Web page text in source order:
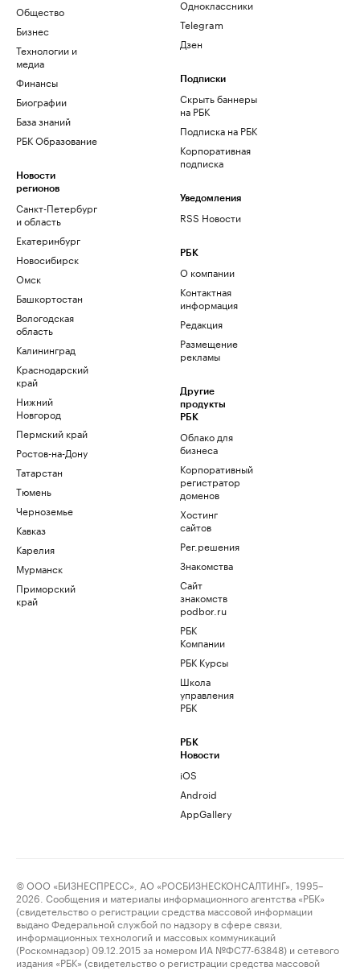
Общество
Бизнес
Технологии и
медиа
Финансы
Биографии
База знаний
РБК Образование
Новости
регионов
Санкт-Петербург
и область
Екатеринбург
Новосибирск
Омск
Башкортостан
Вологодская
область
Калининград
Краснодарский
край
Нижний
Новгород
Пермский край
Ростов-на-Дону
Татарстан
Тюмень
Черноземье
Кавказ
Карелия
Мурманск
Приморский
край
Одноклассники
Telegram
Дзен
Подписки
Скрыть баннеры
на РБК
Подписка на РБК
Корпоративная
подписка
Уведомления
RSS Новости
РБК
О компании
Контактная
информация
Редакция
Размещение
рекламы
Другие
продукты
РБК
Облако для
бизнеса
Корпоративный
регистратор
доменов
Хостинг
сайтов
Рег.решения
Знакомства
Сайт
знакомств
podbor.ru
РБК
Компании
РБК Курсы
Школа
управления
РБК
РБК
Новости
iOS
Android
AppGallery
© ООО «БИЗНЕСПРЕСС», АО «РОСБИЗНЕСКОНСАЛТИНГ», 1995–
2026. Сообщения и материалы информационного агентства «РБК»
(свидетельство о регистрации средства массовой информации
выдано Федеральной службой по надзору в сфере связи,
информационных технологий и массовых коммуникаций
(Роскомнадзор) 09.12.2015 за номером ИА №ФС77-63848) и сетевого
издания «РБК» (свидетельство о регистрации средства массовой